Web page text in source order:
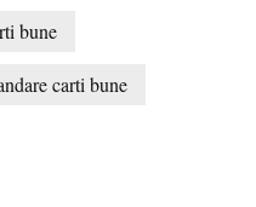
bune
carti bune